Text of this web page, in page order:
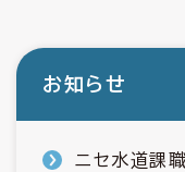
お知らせ
ニセ水道課